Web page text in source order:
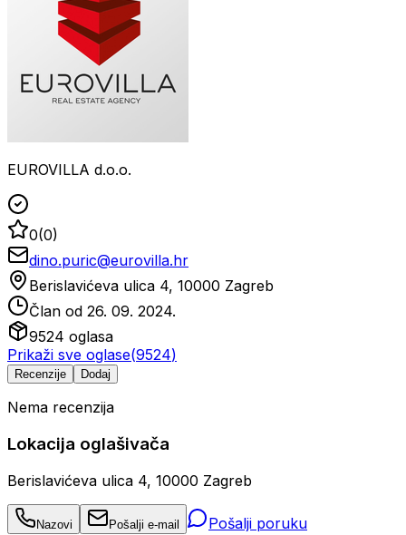
EUROVILLA d.o.o.
0(0)
dino.puric@eurovilla.hr
Berislavićeva ulica 4, 10000 Zagreb
Član od 26. 09. 2024.
9524 oglasa
Prikaži sve oglase(9524)
Recenzije Dodaj
Nema recenzija
Lokacija oglašivača
Berislavićeva ulica 4, 10000 Zagreb
Nazovi Pošalji e-mail Pošalji poruku